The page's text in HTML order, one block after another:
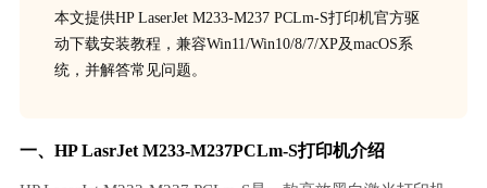
本文提供HP LaserJet M233-M237 PCLm-S打印机官方驱
动下载安装教程，兼容Win11/Win10/8/7/XP及macOS系
统，并解答常见问题。
一、HP LasrJet M233-M237PCLm-S打印机介绍